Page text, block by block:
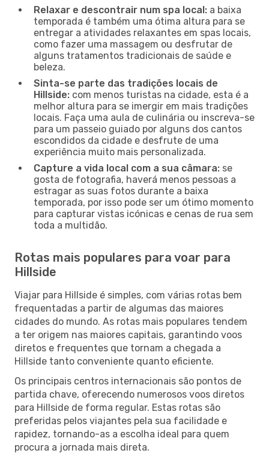
Relaxar e descontrair num spa local: a baixa
temporada é também uma ótima altura para se
entregar a atividades relaxantes em spas locais,
como fazer uma massagem ou desfrutar de
alguns tratamentos tradicionais de saúde e
beleza.
Sinta-se parte das tradições locais de
Hillside: com menos turistas na cidade, esta é a
melhor altura para se imergir em mais tradições
locais. Faça uma aula de culinária ou inscreva-se
para um passeio guiado por alguns dos cantos
escondidos da cidade e desfrute de uma
experiência muito mais personalizada.
Capture a vida local com a sua câmara: se
gosta de fotografia, haverá menos pessoas a
estragar as suas fotos durante a baixa
temporada, por isso pode ser um ótimo momento
para capturar vistas icónicas e cenas de rua sem
toda a multidão.
Rotas mais populares para voar para
Hillside
Viajar para Hillside é simples, com várias rotas bem
frequentadas a partir de algumas das maiores
cidades do mundo. As rotas mais populares tendem
a ter origem nas maiores capitais, garantindo voos
diretos e frequentes que tornam a chegada a
Hillside tanto conveniente quanto eficiente.
Os principais centros internacionais são pontos de
partida chave, oferecendo numerosos voos diretos
para Hillside de forma regular. Estas rotas são
preferidas pelos viajantes pela sua facilidade e
rapidez, tornando-as a escolha ideal para quem
procura a jornada mais direta.